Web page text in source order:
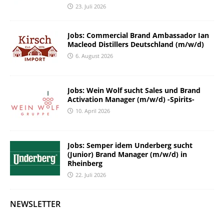
23. Juli 2026
Jobs: Commercial Brand Ambassador Ian
Macleod Distillers Deutschland (m/w/d)
6. August 2026
Jobs: Wein Wolf sucht Sales und Brand
Activation Manager (m/w/d) -Spirits-
10. April 2026
Jobs: Semper idem Underberg sucht
(Junior) Brand Manager (m/w/d) in
Rheinberg
22. Juli 2026
NEWSLETTER